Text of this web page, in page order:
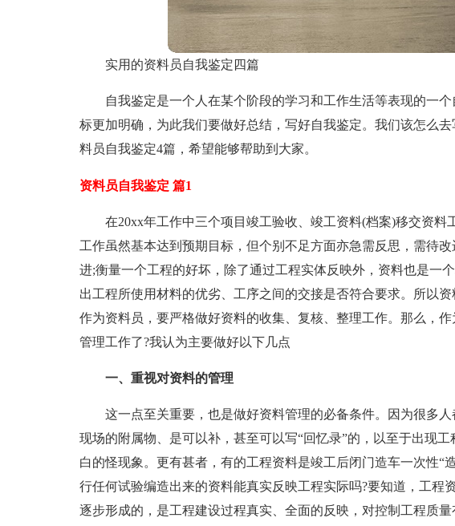
实用的资料员自我鉴定四篇
自我鉴定是一个人在某个阶段的学习和工作生活等表现的一
标更加明确，为此我们要做好总结，写好自我鉴定。我们该怎么
料员自我鉴定4篇，希望能够帮助到大家。
资料员自我鉴定 篇1
在20xx年工作中三个项目竣工验收、竣工资料(档案)移交资料
工作虽然基本达到预期目标，但个别不足方面亦急需反思，需待
进;衡量一个工程的好坏，除了通过工程实体反映外，资料也是一
出工程所使用材料的优劣、工序之间的交接是否符合要求。所以资
作为资料员，要严格做好资料的收集、复核、整理工作。那么，
管理工作了?我认为主要做好以下几点
一、重视对资料的管理
这一点至关重要，也是做好资料管理的必备条件。因为很多
现场的附属物、是可以补，甚至可以写“回忆录”的，以至于出现
白的怪现象。更有甚者，有的工程资料是竣工后闭门造车一次性“
行任何试验编造出来的资料能真实反映工程实际吗?要知道，工程
逐步形成的，是工程建设过程真实、全面的反映，对控制工程质量